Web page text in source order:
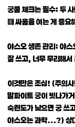
궁쿨 체크는 필수: 두
때 싸움을 여는 게 중
야스오 생존 관리: 야
잘 쓰고, 너무 무리해서
이것만은 조심! (주의
말파이트 궁이 빗나가
숙련도가 낮으면 궁 쓰
야스오는 과학...?) 상